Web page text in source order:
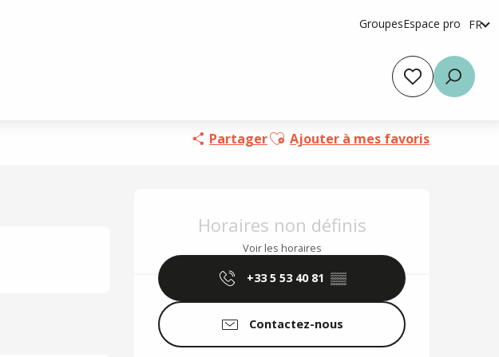
GroupesEspace pro FR
es
PartagerAjouter aux favoris
Ajouter à mes favoris
Ouverture et
Horaires non définis
Voir les horaires
+33 5 53 40 81 ▒▒
Contactez-nous